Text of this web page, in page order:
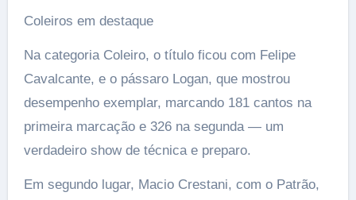
Coleiros em destaque
Na categoria Coleiro, o título ficou com Felipe
Cavalcante, e o pássaro Logan, que mostrou
desempenho exemplar, marcando 181 cantos na
primeira marcação e 326 na segunda — um
verdadeiro show de técnica e preparo.
Em segundo lugar, Macio Crestani, com o Patrão,